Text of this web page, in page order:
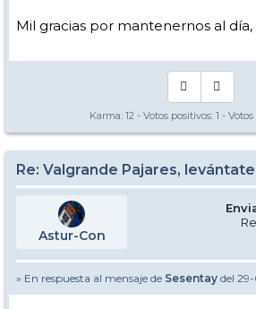
Mil gracias por mantenernos al
Karma: 12 - Votos positivos: 1 -
Re: Valgrande Pajares,
Astur-Con
» En respuesta al mensaje de Sesentay del